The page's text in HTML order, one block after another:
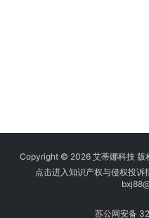
Copyright © 2026 艾蒂娜科技 版
点击进入知识产权与侵权投诉
bxj88
苏公网安备